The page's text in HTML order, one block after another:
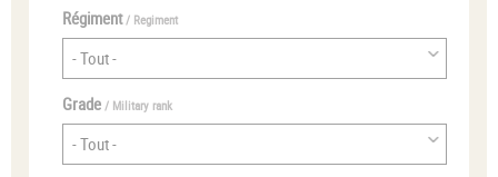
Régiment/ Regiment
Grade / Military rank